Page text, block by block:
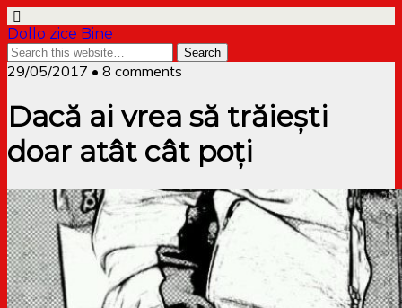
Dollo zice Bine
29/05/2017 • 8 comments
Dacă ai vrea să trăiești
doar atât cât poți